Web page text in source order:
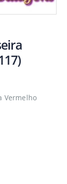
Vermelho